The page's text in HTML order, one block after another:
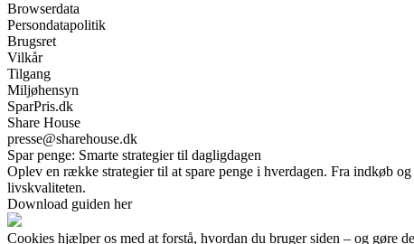
Browserdata
Persondatapolitik
Brugsret
Vilkår
Tilgang
Miljøhensyn
SparPris.dk
Share House
presse@sharehouse.dk
Spar penge: Smarte strategier til dagligdagen
Oplev en række strategier til at spare penge i hverdagen. Fra indkøb
livskvaliteten.
Download guiden her
Cookies hjælper os med at forstå, hvordan du bruger siden – og gøre